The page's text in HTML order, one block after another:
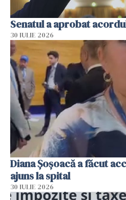
Senatul a aprobat
30 IULIE 2026
Diana Șoșoacă a făcut
ajuns la spital
30 IULIE 2026